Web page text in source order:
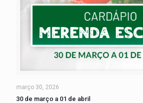
março 30, 2026
30 de março a 01 de abril